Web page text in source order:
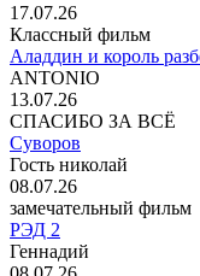
17.07.26
Классный фильм
Аладдин и король
ANTONIO
13.07.26
СПАСИБО ЗА ВСЁ
Суворов
Гость николай
08.07.26
замечательный фильм
РЭД 2
Геннадий